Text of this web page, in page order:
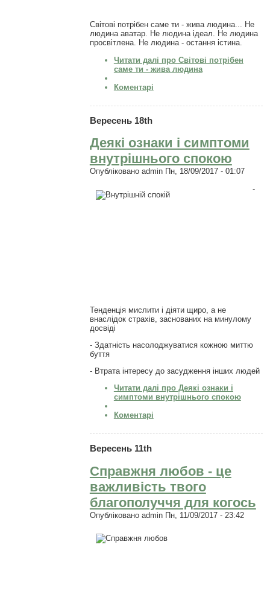
Світові потрібен саме ти - жива людина... Не
людина аватар. Не людина ідеал. Не людина
просвітлена. Не людина - остання істина.
Читати далі про Світові потрібен
саме ти - жива людина
Коментарі
Вересень 18th
Деякі ознаки і симптоми
внутрішнього спокою
Опубліковано adminПн, 18/09/2017 - 01:07
-
Тенденція мислити і діяти щиро, а не
внаслідок страхів, заснованих на минулому
досвіді
- Здатність насолоджуватися кожною миттю
буття
- Втрата інтересу до засудження інших людей
Читати далі про Деякі ознаки і
симптоми внутрішнього спокою
Коментарі
Вересень 11th
Справжня любов - це
важливість твого
благополуччя для когось
Опубліковано adminПн, 11/09/2017 - 23:42